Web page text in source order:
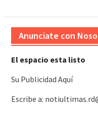
Anunciate con
El espacio esta listo
Su Publicidad Aquí
Escribe a: